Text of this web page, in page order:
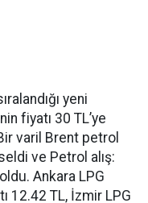
yeni
fiyatı 30 TL’ye
varil Brent petrol
ve Petrol alış:
Ankara LPG
12.42 TL, İzmir LPG